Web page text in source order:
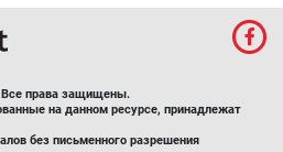
права защищены.
на данном ресурсе, принадлежат
без письменного разрешения